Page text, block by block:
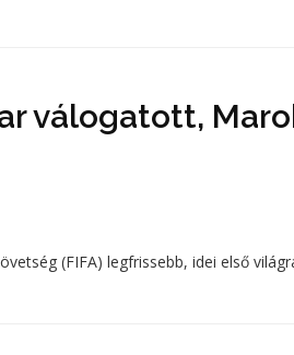
válogatott,
(FIFA) legfrissebb, idei első